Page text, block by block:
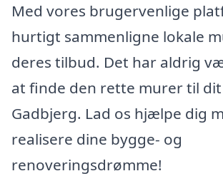
Med vores brugervenlige
hurtigt sammenligne lokale
deres tilbud. Det har aldrig
at finde den rette murer til
Gadbjerg. Lad os hjælpe dig
realisere dine bygge- og
renoveringsdrømme!